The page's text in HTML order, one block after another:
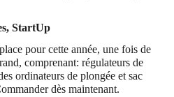
StartUp
pour cette année, une fois de
comprenant: régulateurs de
ordinateurs de plongée et sac
dès maintenant.